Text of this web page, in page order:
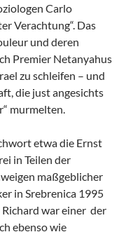
Carlo
Verachtung“. Das
und deren
Premier Netanyahus
zu schleifen – und
die just angesichts
murmelten.
etwa die Ernst
in Teilen der
maßgeblicher
in Srebrenica 1995
war einer der
ebenso wie